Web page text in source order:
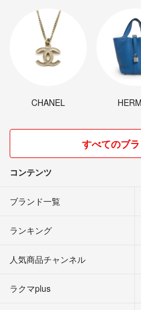
CHANEL
すべてのブ
コンテンツ
ブランド一覧
ランキング
人気商品チャンネル
ラクマplus